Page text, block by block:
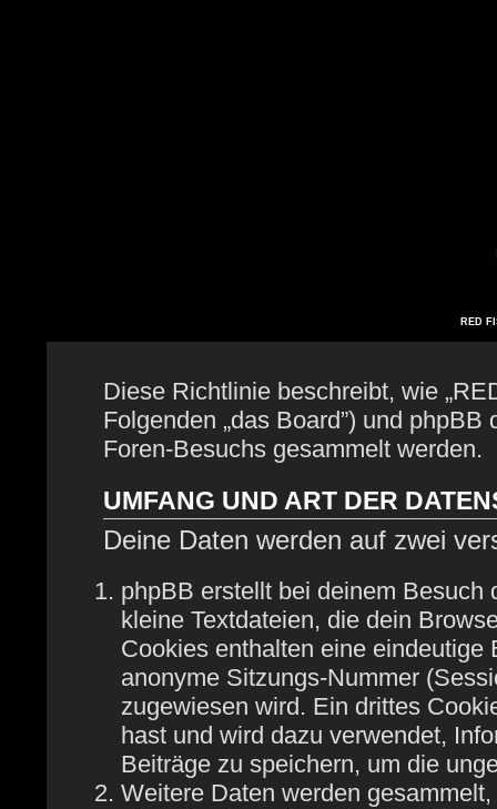
RED
Diese Richtlinie beschreibt, wie
Folgenden „das Board”) und
Foren-Besuchs gesammelt werden.
UMFANG UND ART DER
Deine Daten werden auf zwei
phpBB erstellt bei deinem
kleine Textdateien, die dein
Cookies enthalten eine
anonyme Sitzungs-Nummer
zugewiesen wird. Ein drittes
hast und wird dazu verwendet,
Beiträge zu speichern, um die
Weitere Daten werden